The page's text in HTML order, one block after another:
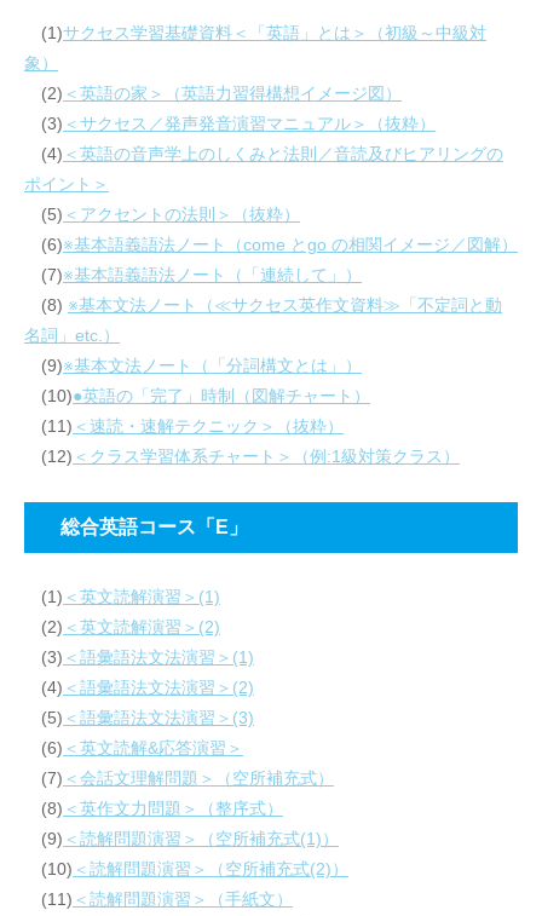
(1)サクセス学習基礎資料＜「英語」とは＞（初級～中級対
象）
(2) ＜英語の家＞（英語力習得構想イメージ図）
(3) ＜サクセス／発声発音演習マニュアル＞（抜粋）
(4) ＜英語の音声学上のしくみと法則／音読及びヒアリングの
ポイント＞
(5) ＜アクセントの法則＞（抜粋）
(6)※基本語義語法ノート（come とgo の相関イメージ／図解）
(7)※基本語義語法ノート（「連続して」）
(8) ※基本文法ノート（≪サクセス英作文資料≫「不定詞と動
名詞」etc.）
(9)※基本文法ノート（「分詞構文とは」）
(10)●英語の「完了」時制（図解チャート）
(11) ＜速読・速解テクニック＞（抜粋）
(12) ＜クラス学習体系チャート＞（例:1級対策クラス）
総合英語コース「E」
(1) ＜英文読解演習＞(1)
(2) ＜英文読解演習＞(2)
(3) ＜語彙語法文法演習＞(1)
(4) ＜語彙語法文法演習＞(2)
(5) ＜語彙語法文法演習＞(3)
(6) ＜英文読解&応答演習＞
(7) ＜会話文理解問題＞（空所補充式）
(8) ＜英作文力問題＞（整序式）
(9) ＜読解問題演習＞（空所補充式(1)）
(10) ＜読解問題演習＞（空所補充式(2)）
(11) ＜読解問題演習＞（手紙文）